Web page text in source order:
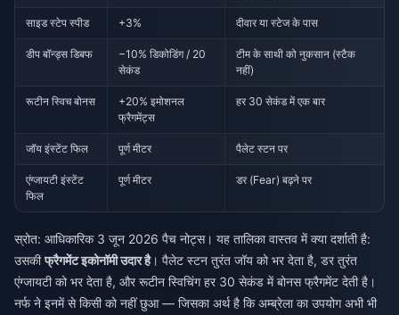
साइड स्टेप स्पीड +3% दीवार या स्टेज के पास
डीप बॉन्ड्स डिबफ
−10% डिकोडिंग / 20
सेकंड
टीम के साथी को नुकसान (स्टैक
नहीं)
रूटीन स्विच बोनस
+20% इमोशनल
फ्रैगमेंट्स
हर 30 सेकंड में एक बार
जॉय इंस्टेंट फिल पूर्ण मीटर पैलेट स्टन पर
एंग्जायटी इंस्टेंट
फिल
पूर्ण मीटर डर (Fear) बढ़ने पर
स्रोत: आधिकारिक 3 जून 2026 पैच नोट्स। यह तालिका वास्तव में क्या दर्शाती है:
उसकीफ्रैगमेंट इकोनॉमी उदार है। पैलेट स्टन तुरंत जॉय को भर देता है, डर तुरंत
एंग्जायटी को भर देता है, और रूटीन स्विचिंग हर 30 सेकंड में बोनस फ्रैगमेंट देती है।
नर्फ ने इनमें से किसी को नहीं छुआ — जिसका अर्थ है कि अम्ब्रेला का उपयोग अभी भी